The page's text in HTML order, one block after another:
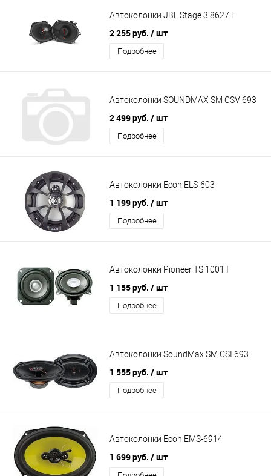
Автоколонки JBL Stage 3 8627 F
2 255 руб. / шт
Подробнее
Автоколонки SOUNDMAX SM CSV 693
2 499 руб. / шт
Подробнее
Автоколонки Econ ELS-603
1 199 руб. / шт
Подробнее
Автоколонки Pioneer TS 1001 I
1 155 руб. / шт
Подробнее
Автоколонки SoundMax SM CSI 693
1 555 руб. / шт
Подробнее
Автоколонки Econ EMS-6914
1 699 руб. / шт